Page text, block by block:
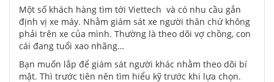
Một số khách hàng tìm tới Viettech và có nhu cầu gắn
định vị xe máy. Nhằm giám sát xe người thân chứ không
phải trên xe của mình. Thường là theo dõi vợ chồng, con
cái đang tuổi xao nhãng…
Bạn muốn lắp để giám sát người khác nhằm theo dõi bí
mật. Thì trước tiên nên tìm hiểu kỹ trước khi lựa chọn.